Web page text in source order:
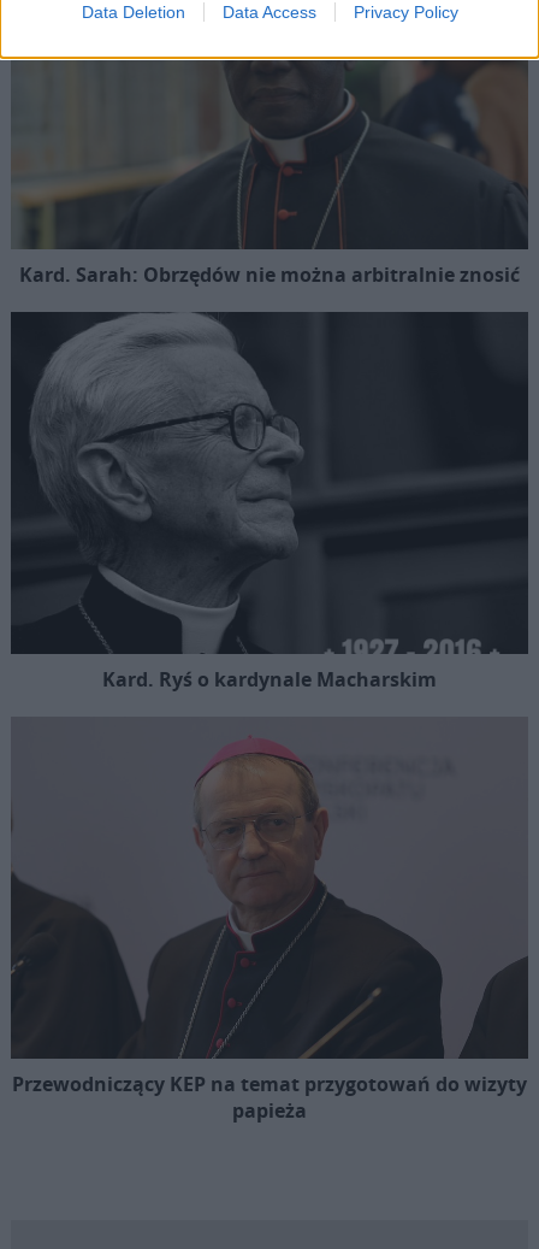
Data Deletion Data Access Privacy Policy
Kard. Sarah: Obrzędów nie można arbitralnie znosić
Kard. Ryś o kardynale Macharskim
Przewodniczący KEP na temat przygotowań do wizyty
papieża